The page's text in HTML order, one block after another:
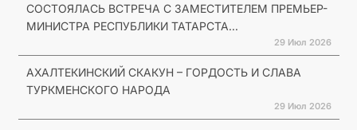
СОСТОЯЛАСЬ ВСТРЕЧА С ЗАМЕСТИТЕЛЕМ ПРЕМЬЕР-
МИНИСТРА РЕСПУБЛИКИ ТАТАРСТА...
29 Июл 2026
АХАЛТЕКИНСКИЙ СКАКУН – ГОРДОСТЬ И СЛАВА
ТУРКМЕНСКОГО НАРОДА
29 Июл 2026